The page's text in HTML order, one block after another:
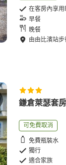
在客房內享用
早餐
晚餐
由由比濱站步
鎌倉萊瑟套
可免費取消
免費瓶裝水
獨行
適合家族